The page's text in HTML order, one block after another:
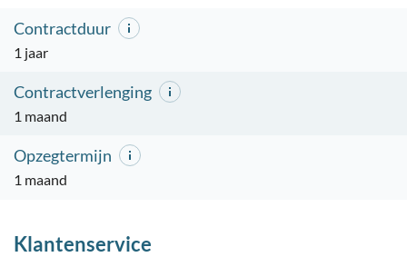
Contractduur
1 jaar
Contractverlenging
1 maand
Opzegtermijn
1 maand
Klantenservice